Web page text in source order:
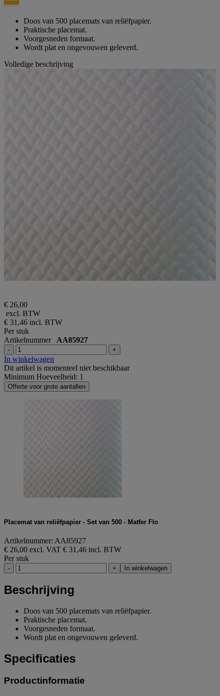
Doos van 500 placemats van reliëfpapier.
Praktische placemat.
Voorgesneden formaat.
Wordt plat en ongevouwen geleverd.
Volledige beschrijving
€ 26,00
excl. BTW
€ 31,46 incl. BTW
Per stuk
Artikelnummer AA85927
- +
In winkelwagen
Dit artikel is momenteel niet beschikbaar
Minimum Hoeveelheid: 1
Offerte voor grote aantallen
Placemat van reliëfpapier - Set van 500 - Matfer Flo
Artikelnummer: AA85927
€ 26,00 excl. VAT € 31,46 incl. BTW
Per stuk
- + In winkelwagen
Beschrijving
Doos van 500 placemats van reliëfpapier.
Praktische placemat.
Voorgesneden formaat.
Wordt plat en ongevouwen geleverd.
Specificaties
Productinformatie